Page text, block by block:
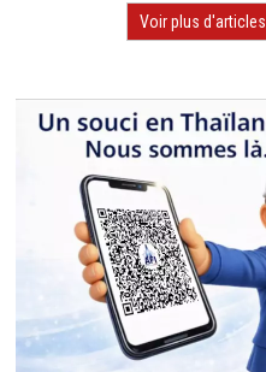
Voir plus d'articles